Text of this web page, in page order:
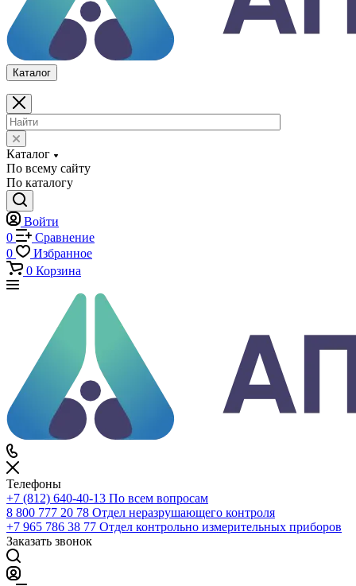
Войти
0
Сравнение
0
Избранное
0 Корзина
Каталог
По всему сайту
По каталогу
0
Сравнение
0
Избранное